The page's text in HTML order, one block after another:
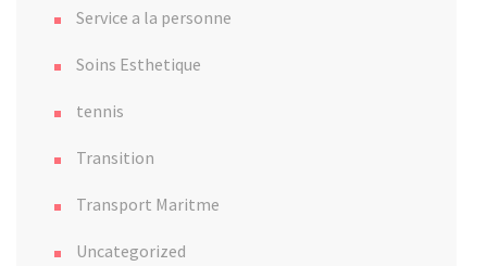
Service a la personne
Soins Esthetique
tennis
Transition
Transport Maritme
Uncategorized